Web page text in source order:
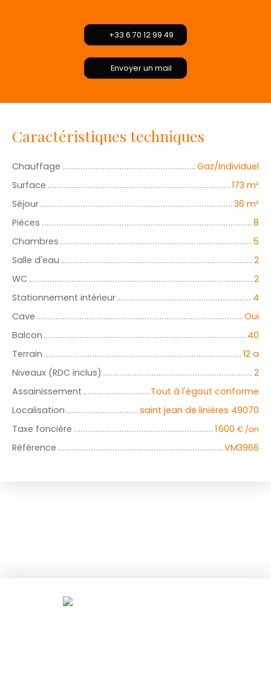
+33 6 70 12 99 49
Envoyer un mail
Caractéristiques techniques
Chauffage
Gaz/Individuel
Surface
173 m²
Séjour
36 m²
Pièces
8
Chambres
5
Salle d'eau
2
WC
2
Stationnement intérieur
4
Cave
Oui
Balcon
40
Terrain
12 a
Niveaux (RDC inclus)
2
Assainissement
Tout à l'égout conforme
Localisation
saint jean de linières 49070
Taxe foncière
1 600 € /an
Référence VM3966